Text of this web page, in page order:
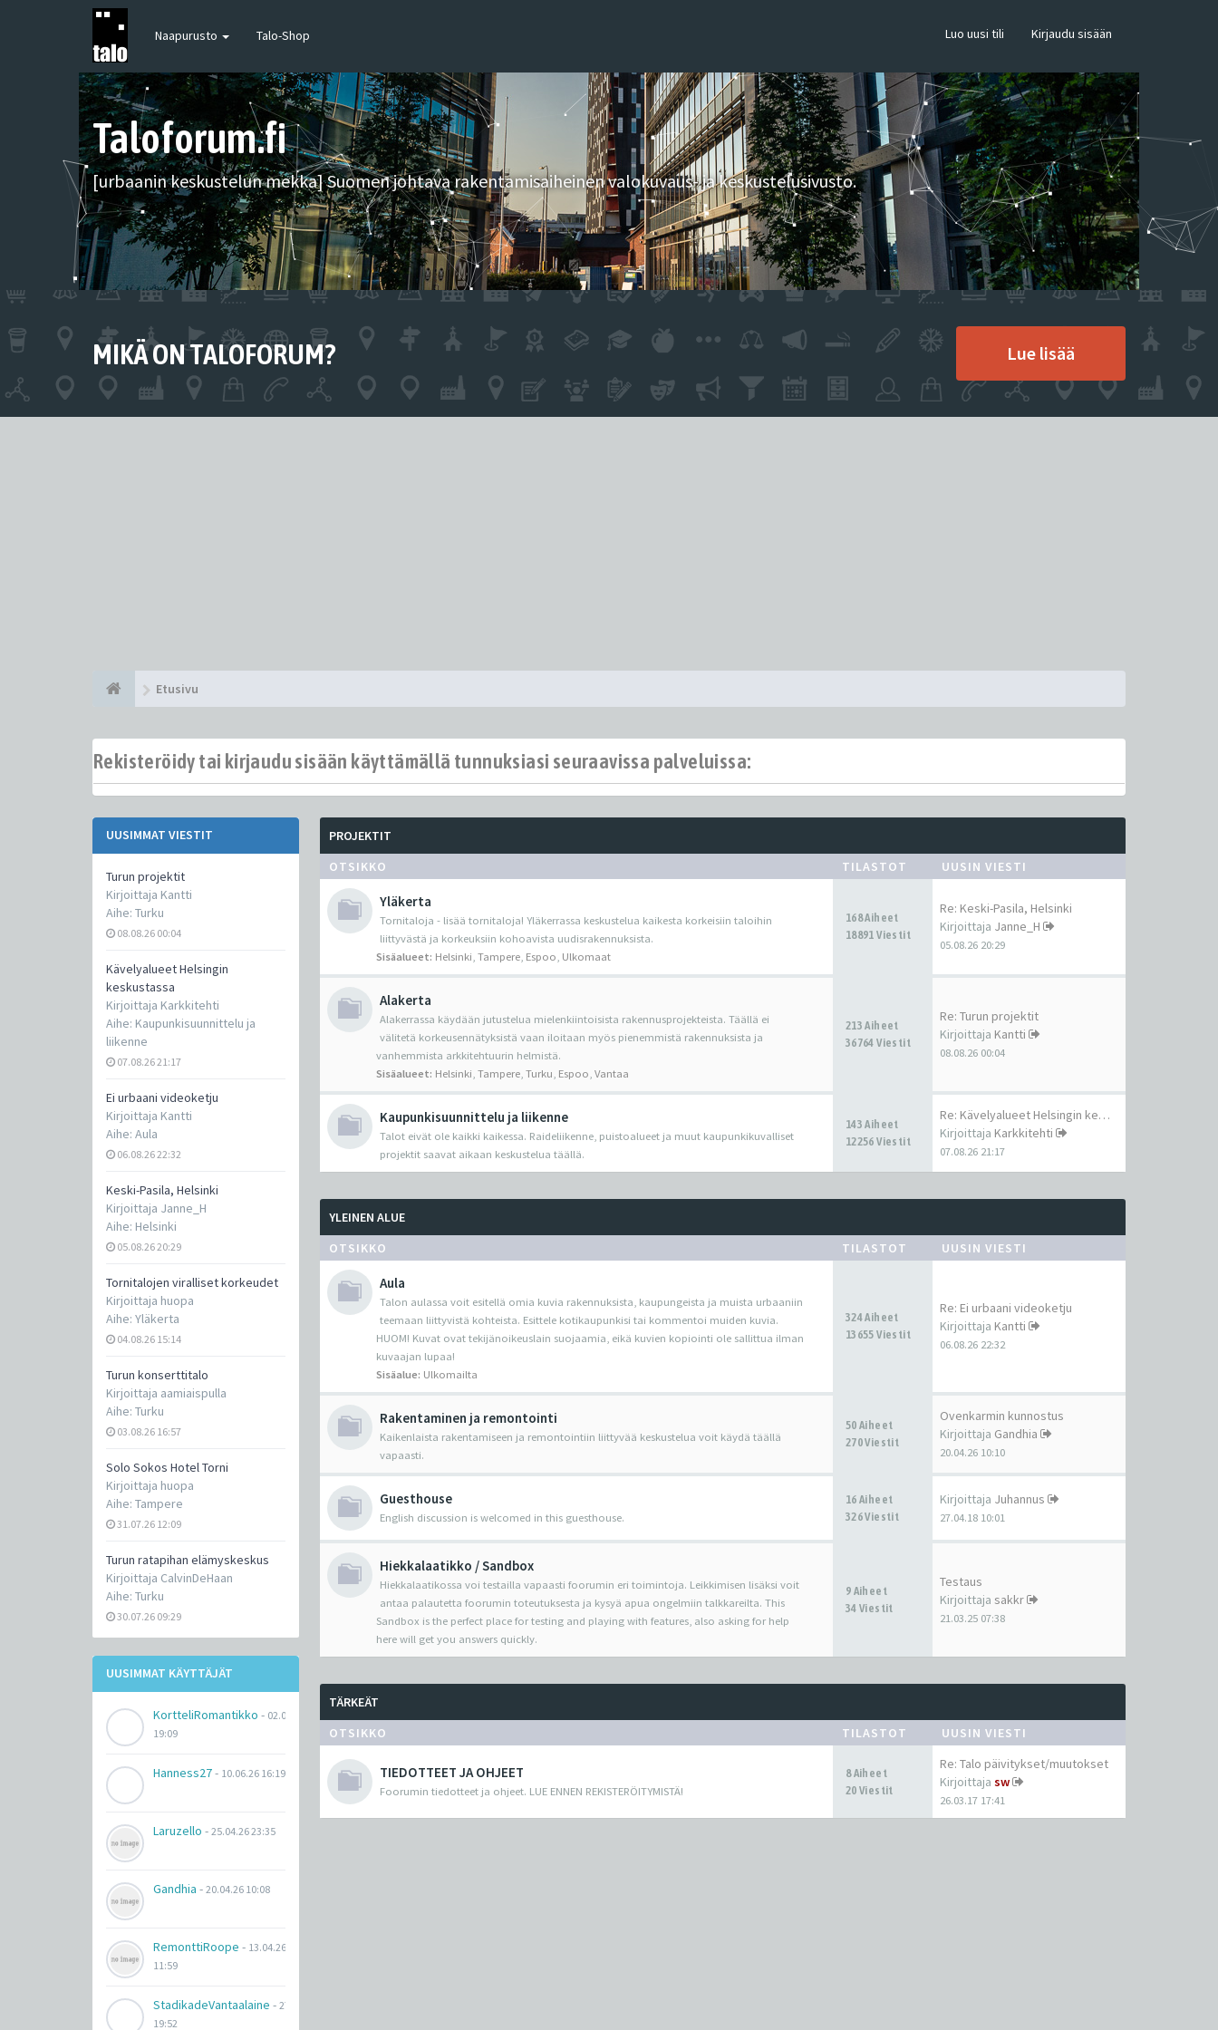
Naapurusto Talo-Shop Luo uusi tili Kirjaudu sisään
Taloforum.fi
[urbaanin keskustelun mekka] Suomen johtava rakentamisaiheinen valokuvaus- ja keskustelusivusto.
MIKÄ ON TALOFORUM? Lue lisää
Etusivu
Rekisteröidy tai kirjaudu sisään käyttämällä tunnuksiasi seuraavissa palveluissa:
UUSIMMAT VIESTIT
Turun projektit
Kirjoittaja Kantti
Aihe: Turku
08.08.26 00:04
Kävelyalueet Helsingin
keskustassa
Kirjoittaja Karkkitehti
Aihe: Kaupunkisuunnittelu ja
liikenne
07.08.26 21:17
Ei urbaani videoketju
Kirjoittaja Kantti
Aihe: Aula
06.08.26 22:32
Keski-Pasila, Helsinki
Kirjoittaja Janne_H
Aihe: Helsinki
05.08.26 20:29
Tornitalojen viralliset korkeudet
Kirjoittaja huopa
Aihe: Yläkerta
04.08.26 15:14
Turun konserttitalo
Kirjoittaja aamiaispulla
Aihe: Turku
03.08.26 16:57
Solo Sokos Hotel Torni
Kirjoittaja huopa
Aihe: Tampere
31.07.26 12:09
Turun ratapihan elämyskeskus
Kirjoittaja CalvinDeHaan
Aihe: Turku
30.07.26 09:29
UUSIMMAT KÄYTTÄJÄT
KortteliRomantikko - 02.07.26
19:09
Hanness27- 10.06.26 16:19
Laruzello - 25.04.26 23:35
Gandhia - 20.04.26 10:08
RemonttiRoope - 13.04.26
11:59
StadikadeVantaalaine - 27.03.26
19:52
PROJEKTIT
OTSIKKO
TILASTOT UUSIN VIESTI
Yläkerta
Tornitaloja - lisää tornitaloja! Yläkerrassa keskustelua kaikesta korkeisiin taloihin
liittyvästä ja korkeuksiin kohoavista uudisrakennuksista.
Sisäalueet: Helsinki Tampere, Espoo Ulkomaat
168 Aiheet
18891 Viestit
Re: Keski-Pasila, Helsinki
Kirjoittaja Janne_H
05.08.26 20:29
Alakerta
Alakerrassa käydään jutustelua mielenkiintoisista rakennusprojekteista. Täällä ei
välitetä korkeusennätyksistä vaan iloitaan myös pienemmistä rakennuksista ja
vanhemmista arkkitehtuurin helmistä.
Sisäalueet: Helsinki Tampere, Turku Espoo Vantaa
213 Aiheet
36764 Viestit
Re: Turun projektit
Kirjoittaja Kantti
08.08.26 00:04
Kaupunkisuunnittelu ja liikenne
Talot eivät ole kaikki kaikessa. Raideliikenne, puistoalueet ja muut kaupunkikuvalliset
projektit saavat aikaan keskustelua täällä.
143 Aiheet
12256 Viestit
Re: Kävelyalueet Helsingin ke…
Kirjoittaja Karkkitehti
07.08.26 21:17
YLEINEN ALUE
OTSIKKO
TILASTOT UUSIN VIESTI
Aula
Talon aulassa voit esitellä omia kuvia rakennuksista, kaupungeista ja muista urbaaniin
teemaan liittyvistä kohteista. Esittele kotikaupunkisi tai kommentoi muiden kuvia.
HUOM! Kuvat ovat tekijänoikeuslain suojaamia, eikä kuvien kopiointi ole sallittua ilman
kuvaajan lupaa!
Sisäalue: Ulkomailta
324 Aiheet
13655 Viestit
Re: Ei urbaani videoketju
Kirjoittaja Kantti
06.08.26 22:32
Rakentaminen ja remontointi
Kaikenlaista rakentamiseen ja remontointiin liittyvää keskustelua voit käydä täällä
vapaasti.
50 Aiheet
270 Viestit
Ovenkarmin kunnostus
Kirjoittaja Gandhia
20.04.26 10:10
Guesthouse
English discussion is welcomed in this guesthouse.
16 Aiheet
326 Viestit
Kirjoittaja Juhannus
27.04.18 10:01
Hiekkalaatikko / Sandbox
Hiekkalaatikossa voi testailla vapaasti foorumin eri toimintoja. Leikkimisen lisäksi voit
antaa palautetta foorumin toteutuksesta ja kysyä apua ongelmiin talkkareilta. This
Sandbox is the perfect place for testing and playing with features, also asking for help
here will get you answers quickly.
9 Aiheet
34 Viestit
Testaus
Kirjoittaja sakkr
21.03.25 07:38
TÄRKEÄT
OTSIKKO
TILASTOT UUSIN VIESTI
TIEDOTTEET JA OHJEET
Foorumin tiedotteet ja ohjeet. LUE ENNEN REKISTERÖITYMISTÄ!
8 Aiheet
20 Viestit
Re: Talo päivitykset/muutokset
Kirjoittaja sw
26.03.17 17:41